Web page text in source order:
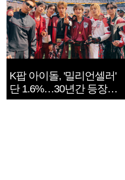
K팝 아이돌, '밀리언셀러'
단 1.6%…30년간 등장
1182개팀 전수조사